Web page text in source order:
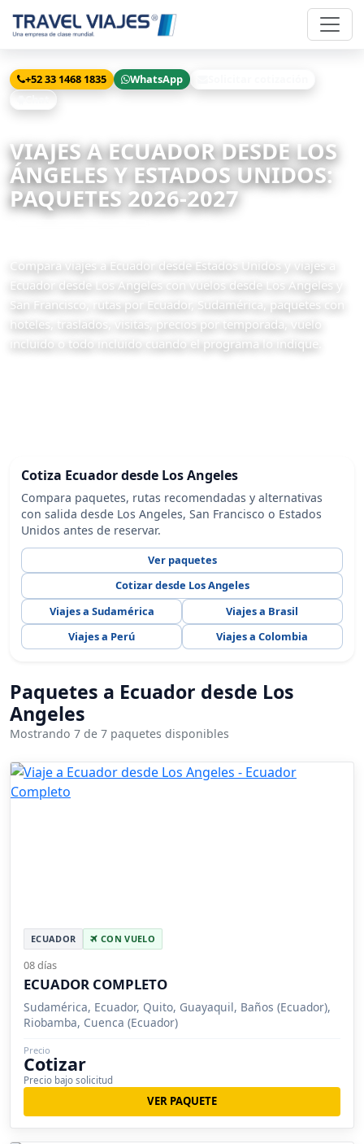
+52 33 1468 1835 WhatsApp
VIAJES A ECUADOR DESDE LOS
ÁNGELES Y ESTADOS UNIDOS:
PAQUETES 2026-2027
Compara viajes a Ecuador desde Estados Unidos y viajes a
Ecuador desde Los Angeles con vuelos desde Los Angeles y
San Francisco, rutas por Ecuador, Sudamérica, paquetes con
hoteles, traslados, visitas, precios por temporada, vuelo
incluido o todo incluido cuando el programa lo indique.
Cotiza Ecuador desde Los Angeles
Compara paquetes, rutas recomendadas y alternativas
con salida desde Los Angeles, San Francisco o Estados
Unidos antes de reservar.
Ver paquetes
Cotizar desde Los Angeles
Viajes a Sudamérica
Viajes a Brasil
Viajes a Perú
Viajes a Colombia
Paquetes a Ecuador desde Los
Angeles
Mostrando 7 de 7 paquetes disponibles
ECUADOR CON VUELO
08 días
ECUADOR COMPLETO
Sudamérica, Ecuador, Quito, Guayaquil, Baños (Ecuador),
Riobamba, Cuenca (Ecuador)
Precio
Cotizar
Precio bajo solicitud
VER PAQUETE